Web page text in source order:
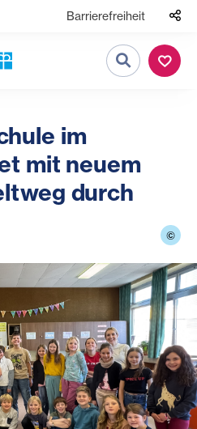
Barrierefreiheit
Suche
im
mit neuem
durch
©